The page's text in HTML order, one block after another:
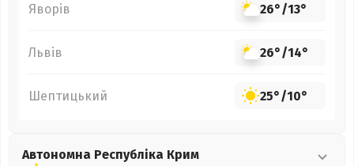
Яворів 26°/13°
Львів 26°/14°
Шептицький 25°/10°
Автономна Республіка Крим